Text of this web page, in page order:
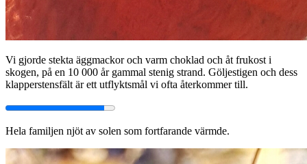
Vi gjorde stekta äggmackor och varm choklad och åt frukost i
skogen, på en 10 000 år gammal stenig strand. Göljestigen och dess
klapperstensfält är ett utflyktsmål vi ofta återkommer till.
Hela familjen njöt av solen som fortfarande värmde.